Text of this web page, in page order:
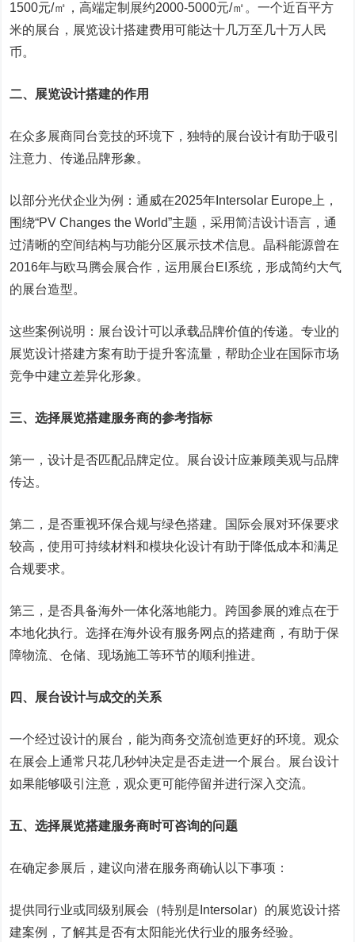
1500元/㎡，高端定制展约2000-5000元/㎡。一个近百平方
米的展台，展览设计搭建费用可能达十几万至几十万人民
币。
二、展览设计搭建的作用
在众多展商同台竞技的环境下，独特的展台设计有助于吸引
注意力、传递品牌形象。
以部分光伏企业为例：通威在2025年Intersolar Europe上，
围绕“PV Changes the World”主题，采用简洁设计语言，通
过清晰的空间结构与功能分区展示技术信息。晶科能源曾在
2016年与欧马腾会展合作，运用展台EI系统，形成简约大气
的展台造型。
这些案例说明：展台设计可以承载品牌价值的传递。专业的
展览设计搭建方案有助于提升客流量，帮助企业在国际市场
竞争中建立差异化形象。
三、选择展览搭建服务商的参考指标
第一，设计是否匹配品牌定位。展台设计应兼顾美观与品牌
传达。
第二，是否重视环保合规与绿色搭建。国际会展对环保要求
较高，使用可持续材料和模块化设计有助于降低成本和满足
合规要求。
第三，是否具备海外一体化落地能力。跨国参展的难点在于
本地化执行。选择在海外设有服务网点的搭建商，有助于保
障物流、仓储、现场施工等环节的顺利推进。
四、展台设计与成交的关系
一个经过设计的展台，能为商务交流创造更好的环境。观众
在展会上通常只花几秒钟决定是否走进一个展台。展台设计
如果能够吸引注意，观众更可能停留并进行深入交流。
五、选择展览搭建服务商时可咨询的问题
在确定参展后，建议向潜在服务商确认以下事项：
提供同行业或同级别展会（特别是Intersolar）的展览设计搭
建案例，了解其是否有太阳能光伏行业的服务经验。